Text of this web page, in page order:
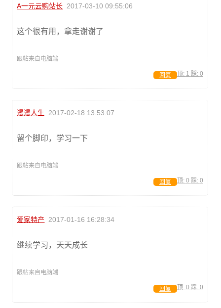
A一元云购站长 2017-03-10 09:55:06
这个很有用，拿走谢谢了
跟帖来自电脑端
顶: 1 踩: 0
回复
漫漫人生 2017-02-18 13:53:07
留个脚印，学习一下
跟帖来自电脑端
顶: 0 踩: 0
回复
爱家特产 2017-01-16 16:28:34
继续学习，天天成长
跟帖来自电脑端
顶: 0 踩: 0
回复